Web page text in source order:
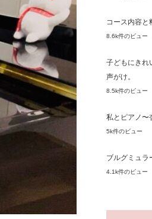
コース内容と
8.6k件のビュー
子どもにきれ
声がけ。
8.5k件のビュー
私とピアノ〜
5k件のビュー
ブルグミュラ
4.1k件のビュー